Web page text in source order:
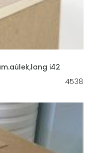
i42
4538